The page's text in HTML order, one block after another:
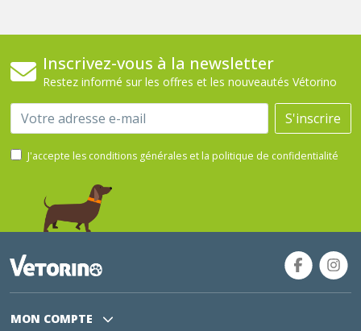
Inscrivez-vous à la newsletter
Restez informé sur les offres et les nouveautés Vétorino
Email S'inscrire
J'accepte les conditions générales et la politique de confidentialité
MON COMPTE